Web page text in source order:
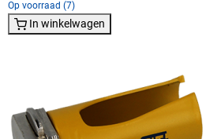
Op voorraad (7)
In winkelwagen